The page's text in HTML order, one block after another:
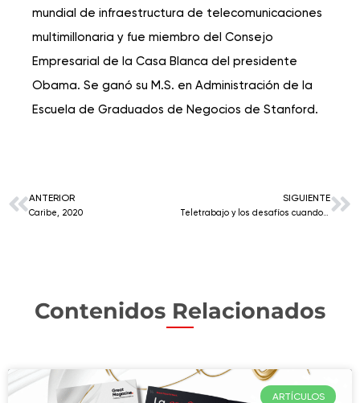
mundial de infraestructura de telecomunicaciones
multimillonaria y fue miembro del Consejo
Empresarial de la Casa Blanca del presidente
Obama. Se ganó su M.S. en Administración de la
Escuela de Graduados de Negocios de Stanford.
ANTERIOR
Caribe, 2020
SIGUIENTE
Teletrabajo y los desafíos cuando no todos están listos.
Contenidos Relacionados
ARTÍCULOS